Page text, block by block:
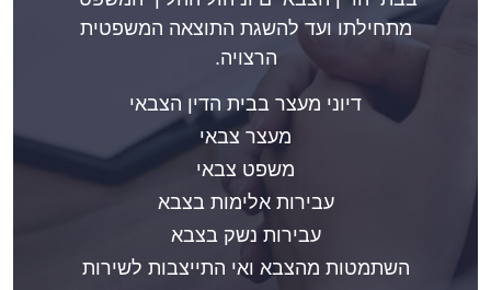
מתחילתו ועד להשגת התוצאה המשפטית
הרצויה.
דיוני מעצר בבית הדין הצבאי
מעצר צבאי
משפט צבאי
עבירות אלימות בצבא
עבירות נשק בצבא
השתמטות מהצבא ואי התייצבות לשירות